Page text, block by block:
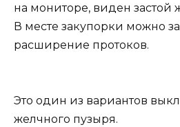
на мониторе, виден застой
В месте закупорки можно
расширение протоков.
Это один из вариантов
желчного пузыря.